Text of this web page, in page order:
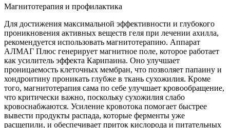
Магнитотерапия и профилактика
Для достижения максимальной эффективности и глубокого
проникновения активных веществ геля при лечении ахилла,
рекомендуется использовать магнитотерапию. Аппарат
АЛМАГ Плюс генерирует магнитное поле, которое работает
как усилитель эффекта Карипаина. Оно улучшает
проницаемость клеточных мембран, что позволяет папаину и
хондроитину проникать глубже в ткань сухожилия. Кроме
того, магнитотерапия сама по себе улучшает кровообращение,
что критически важно, поскольку сухожилия слабо
кровоснабжаются. Усиление кровотока помогает быстрее
вывести продукты распада, которые ферменты уже
расщепили, и обеспечивает приток кислорода и питательных